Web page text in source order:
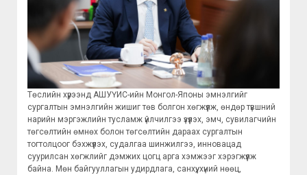
Төслийн хүрээнд АШУҮИС-ийн Монгол-Японы эмнэлгийг
сургалтын эмнэлгийн жишиг төв болгон хөгжүүлж, өндөр түвшний
нарийн мэргэжлийн тусламж үйлчилгээ үзүүлэх, эмч, сувилагчийн
төгсөлтийн өмнөх болон төгсөлтийн дараах сургалтын
тогтолцоог бэхжүүлэх, судалгаа шинжилгээ, инновацад
суурилсан хөгжлийг дэмжих цогц арга хэмжээг хэрэгжүүлж
байна. Мөн байгууллагын удирдлага, санхүү, хүний нөөц,